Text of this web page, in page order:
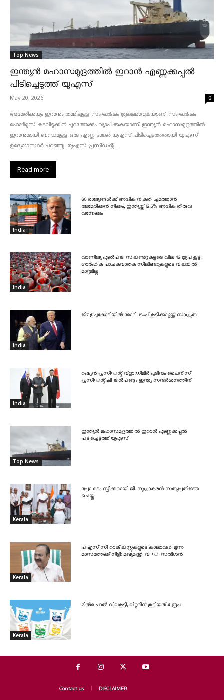
Top News
ഇന്ത്യൻ മഹാസമുദ്രത്തിൽ ഇറാൻ എണ്ണക്കപ്പൽ
പിടിച്ചെടുത്ത് യുഎസ്
May 20, 2026 0
അമേരിക്കയും ഇറാനും തമ്മിലുള്ള സംഘർഷം രൂക്ഷമാവുകയാണ്. സംഘർഷം
ഹോർമുസ് കടലിടുക്കിന് പുറത്തേക്കും വ്യാപിക്കുകയാണ്. ഇന്ത്യൻ മഹാസമുദ്രത്തിൽ
ഇറാനുമായി ബന്ധമുള്ള ഒരു എണ്ണ ടാങ്കർ യുഎസ് പിടിച്ചെടുത്തതായി യുഎസ്
ഉദ്യോഗസ്ഥർ പറഞ്ഞു. യുഎസ് പ്രസിഡന്റ്...
Read more
India
60 രാജ്യങ്ങൾക്ക് അധിക നികുതി ചുമത്താൻ
അമേരിക്കൻ നീക്കം, ഇന്ത്യയ്ക്ക് 12.5% അധിക തീരുവ
വന്നേക്കും
India
വാണിജ്യ എൽപിജി സിലിണ്ടറുകളുടെ വില 42 രൂപ കൂട്ടി,
ഗാർഹിക പാചകവാതക സിലിണ്ടറുകളുടെ വിലയിൽ
മാറ്റമില്ല
India
ജി7 ഉച്ചകോടിയിൽ മോദി-ട്രംപ് കൂടിക്കാഴ്ചയ്ക്ക് സാധ്യത
India
റഷ്യൻ പ്രസിഡന്റ് വ്‌ളാഡിമിർ പുടിനും ചൈനീസ്
പ്രസിഡന്റ്ഷി ജിൻപിങ്ങും ഇന്ത്യ സന്ദർശനത്തിന്
Top News
ഇന്ത്യൻ മഹാസമുദ്രത്തിൽ ഇറാൻ എണ്ണക്കപ്പൽ
പിടിച്ചെടുത്ത് യുഎസ്
Kerala
പ്രോ ടെം സ്പീക്കറായി ജി. സുധാകരൻ സത്യപ്രതിജ്ഞ
ചെയ്തു
Kerala
പിഎസ് സി റാങ്ക് ലിസ്റ്റുകളുടെ കാലാവധി മൂന്നു
മാസത്തേക്ക് നീട്ടി: മുഖ്യമന്ത്രി വി ഡി സതീശൻ
Kerala
മിൽമ പാൽ വിലകൂട്ടി; ലിറ്ററിന് കൂട്ടിയത് 4 രൂപ
Contact us DISCLAIMER